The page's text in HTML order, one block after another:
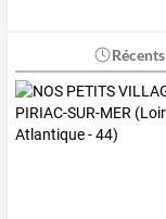
Récents